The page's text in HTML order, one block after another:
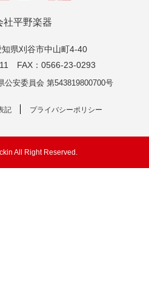
社平野楽器
県刈谷市中山町4-40
FAX：0566-23-0293
公安委員会 第543819800700号
記 プライバシーポリシー
All Right Reserved.